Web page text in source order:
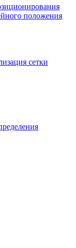
положения
сетки